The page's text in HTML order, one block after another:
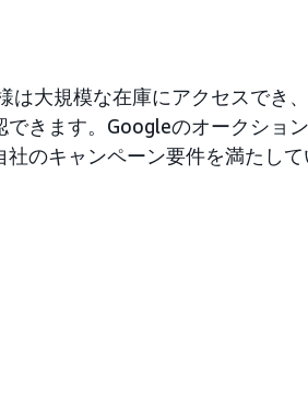
は大規模な在庫にアクセスでき
きます。Googleのオークショ
のキャンペーン要件を満たし